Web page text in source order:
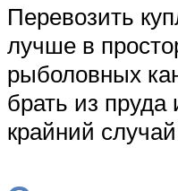
Перевозить
лучше в
рыболовных
брать из пруда
крайний